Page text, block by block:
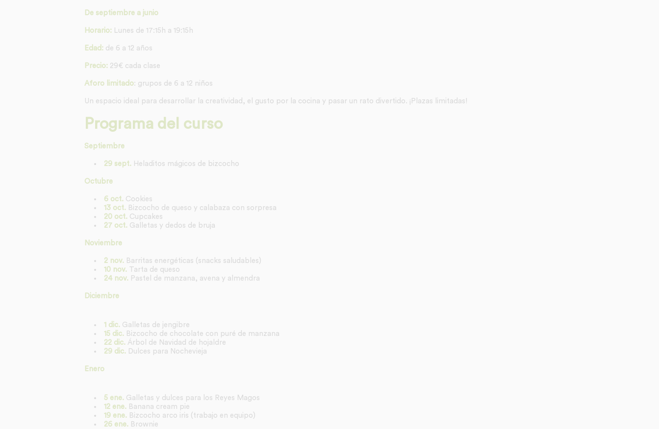
De septiembre a junio
Horario:Lunes de 17:15h a 19:15h
Edad:de 6 a 12 años
Precio:29€ cada clase
Aforo limitado: grupos de 6 a 12 niños
Un espacio ideal para desarrollar la creatividad, el gusto por la cocina y pasar un rato divertido. ¡Plazas limitadas!
Programa del curso
Septiembre
29 sept.Heladitos mágicos de bizcocho
Octubre
6 oct.Cookies
13 oct.Bizcocho de queso y calabaza con sorpresa
20 oct.Cupcakes
27 oct.Galletas y dedos de bruja
Noviembre
2 nov.Barritas energéticas (snacks saludables)
10 nov.Tarta de queso
24 nov.Pastel de manzana, avena y almendra
Diciembre
1 dic.Galletas de jengibre
15 dic.Bizcocho de chocolate con puré de manzana
22 dic.Árbol de Navidad de hojaldre
29 dic.Dulces para Nochevieja
Enero
5 ene.Galletas y dulces para los Reyes Magos
12 ene.Banana cream pie
19 ene.Bizcocho arco iris (trabajo en equipo)
26 ene.Brownie